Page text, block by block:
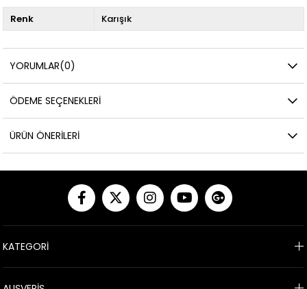
Renk Karışık
YORUMLAR(0)
ÖDEME SEÇENEKLERI
ÜRÜN ÖNERILERI
KATEGORİ